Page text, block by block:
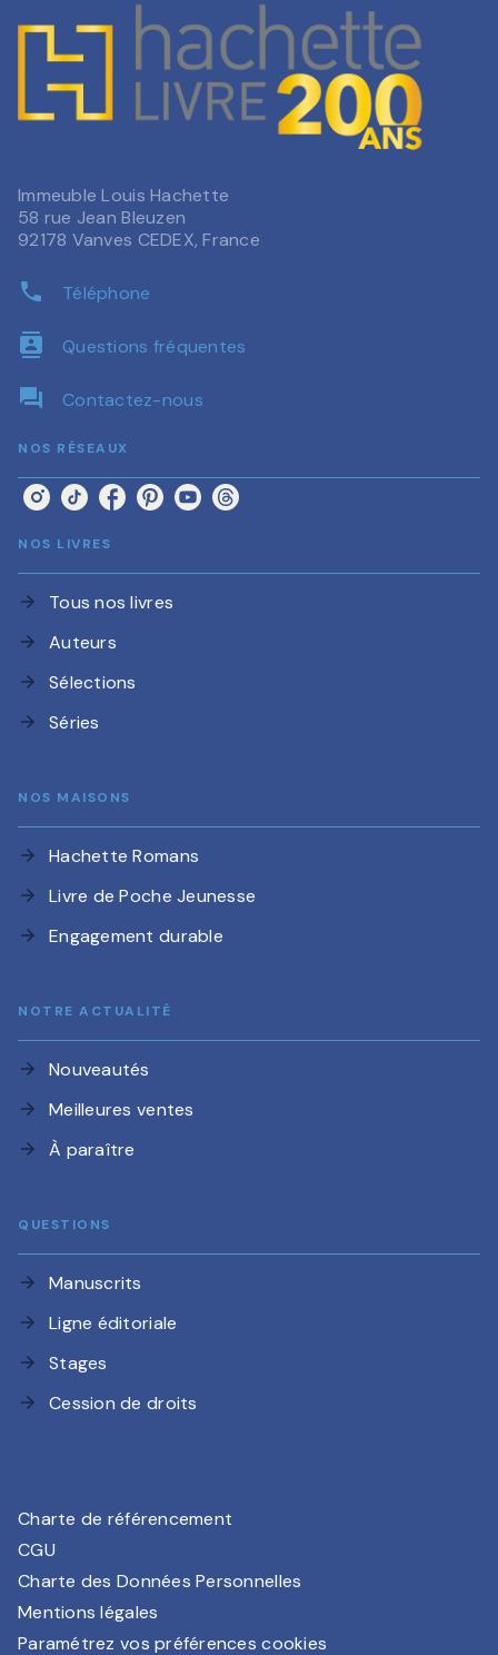
Immeuble Louis Hachette
58 rue Jean Bleuzen
92178 Vanves CEDEX, France
phone Téléphone
contacts Questions fréquentes
question_answer Contactez-nous
NOS RÉSEAUX
NOS LIVRES
arrow_forward Tous nos livres
arrow_forward Auteurs
arrow_forward Sélections
arrow_forward Séries
NOS MAISONS
arrow_forward Hachette Romans
arrow_forward Livre de Poche Jeunesse
arrow_forward Engagement durable
NOTRE ACTUALITÉ
arrow_forward Nouveautés
arrow_forward Meilleures ventes
arrow_forward À paraître
QUESTIONS
arrow_forward Manuscrits
arrow_forward Ligne éditoriale
arrow_forward Stages
arrow_forward Cession de droits
Charte de référencement
CGU
Charte des Données Personnelles
Mentions légales
Paramétrez vos préférences cookies